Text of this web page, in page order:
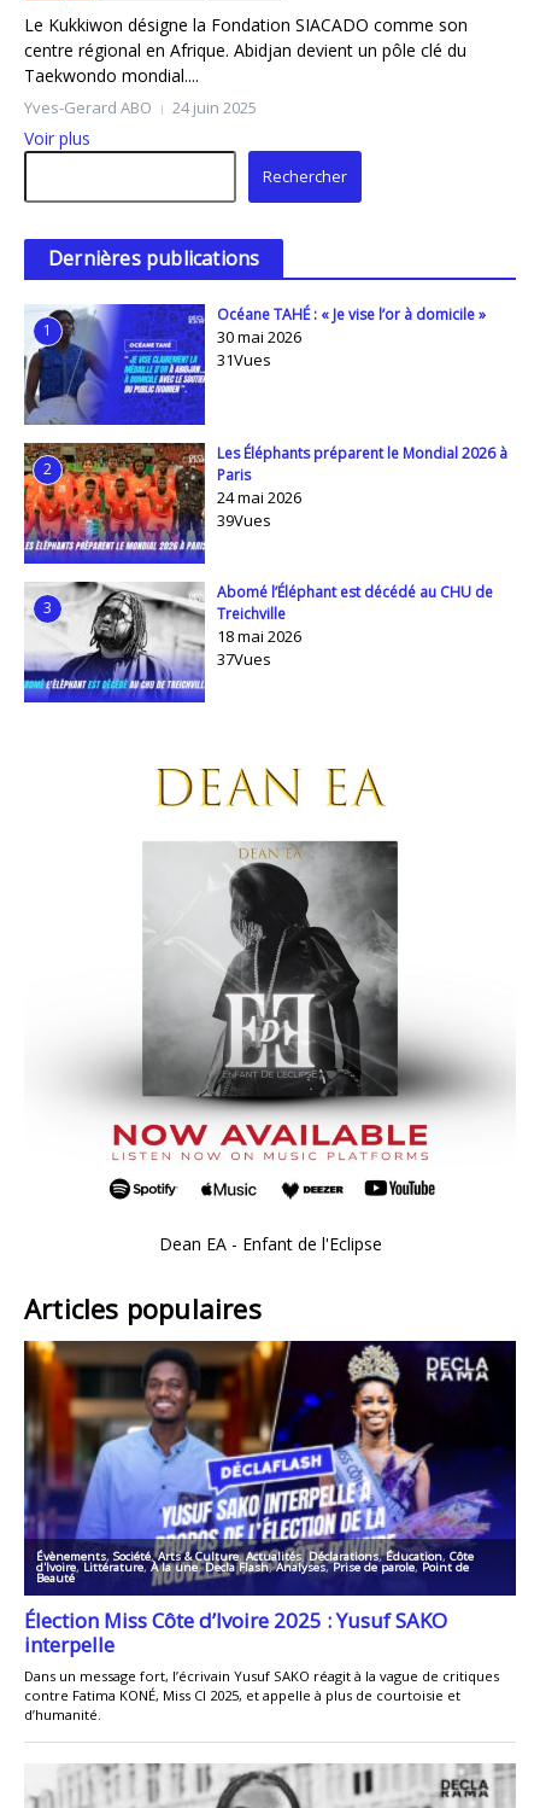
Le Kukkiwon désigne la Fondation SIACADO comme son
centre régional en Afrique. Abidjan devient un pôle clé du
Taekwondo mondial....
Yves-Gerard ABO 24 juin 2025
Voir plus
Rechercher
Dernières publications
1
Océane TAHÉ : « Je vise l’or à domicile »
30 mai 2026
31Vues
2
Les Éléphants préparent le Mondial 2026 à
Paris
24 mai 2026
39Vues
3
Abomé l’Éléphant est décédé au CHU de
Treichville
18 mai 2026
37Vues
Dean EA - Enfant de l'Eclipse
Articles populaires